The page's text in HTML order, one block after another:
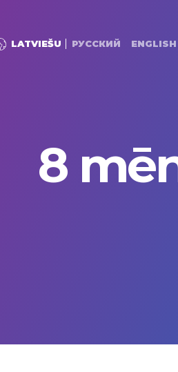
LATVIEŠU РУССКИЙ ENGLISH
8